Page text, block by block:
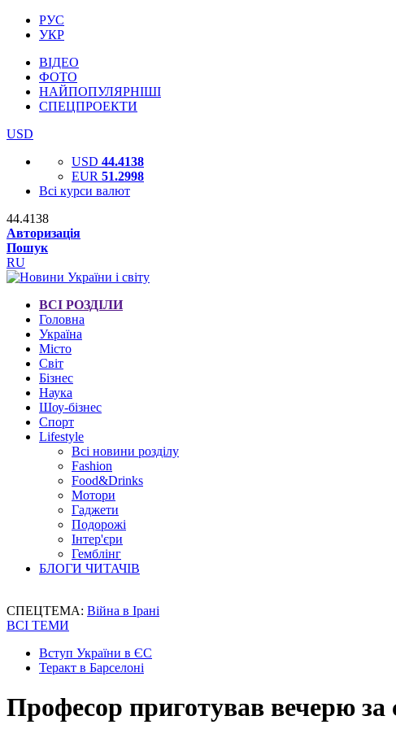
РУС
УКР
ВІДЕО
ФОТО
НАЙПОПУЛЯРНІШІ
СПЕЦПРОЕКТИ
USD
USD 44.4138
EUR 51.2998
Всі курси валют
44.4138
Авторизація
Пошук
RU
ВСІ РОЗДІЛИ
Головна
Україна
Місто
Світ
Бізнес
Наука
Шоу-бізнес
Спорт
Lifestyle
Всі новини розділу
Fashion
Food&Drinks
Мотори
Гаджети
Подорожі
Інтер'єри
Гемблінг
БЛОГИ ЧИТАЧІВ
СПЕЦТЕМА: Війна в Ірані
ВСІ ТЕМИ
Вступ України в ЄС
Теракт в Барселоні
Професор приготував вечерю за